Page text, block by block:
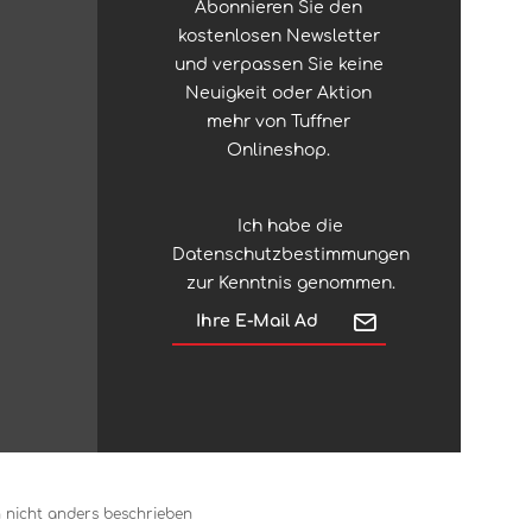
Abonnieren Sie den
kostenlosen Newsletter
und verpassen Sie keine
Neuigkeit oder Aktion
mehr von Tuffner
Onlineshop.
Ich habe die
Datenschutzbestimmungen
zur Kenntnis genommen.
anders beschrieben